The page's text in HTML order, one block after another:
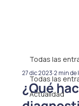
Todas las
Actualidad
Todas las
¿Qué
27 dic 2023 2 min de